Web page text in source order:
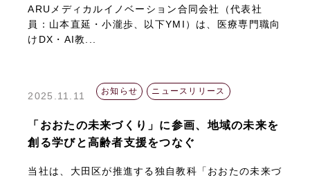
ARUメディカルイノベーション合同会社（代表社
員：山本直延・小瀧歩、以下YMI）は、医療専門職向
けDX・AI教...
2025.11.11 お知らせ ニュースリリース
「おおたの未来づくり」に参画、地域の未来を
創る学びと高齢者支援をつなぐ
当社は、大田区が推進する独自教科「おおたの未来づ